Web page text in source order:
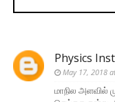
Physics
May 17, 2018
மாநில அளவில்